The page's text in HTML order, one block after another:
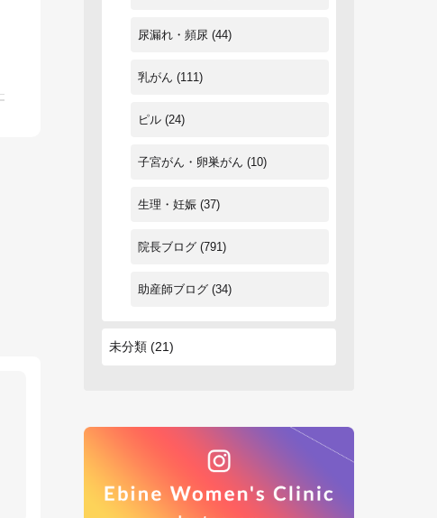
尿漏れ・頻尿 (44)
乳がん (111)
ピル (24)
子宮がん・卵巣がん (10)
生理・妊娠 (37)
院長ブログ (791)
助産師ブログ (34)
未分類 (21)